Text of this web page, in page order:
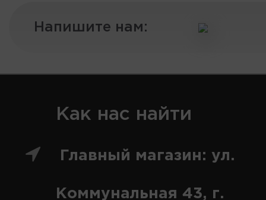
Напишите нам:
Как нас найти
Главный магазин: ул.
Коммунальная 43, г.